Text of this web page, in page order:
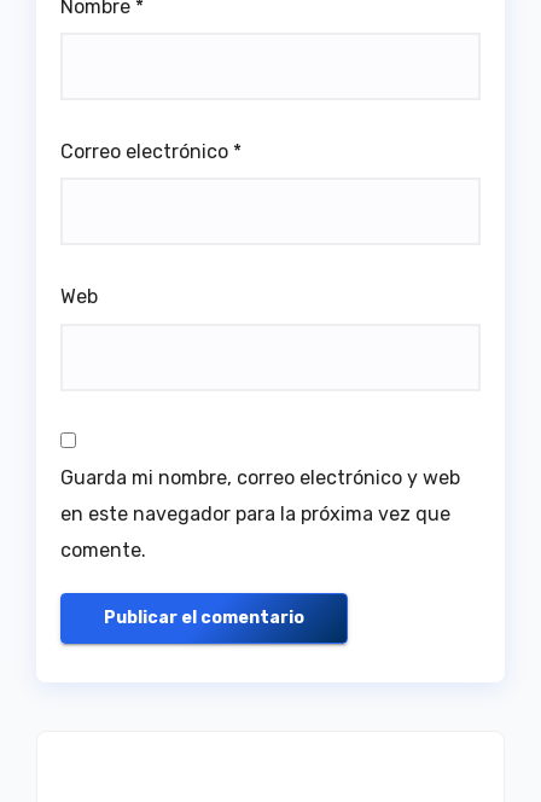
Nombre *
Correo electrónico *
Web
Guarda mi nombre, correo electrónico y web
en este navegador para la próxima vez que
comente.